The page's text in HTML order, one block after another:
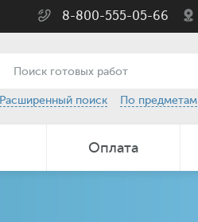
8-800-555-05-66
Расширенный поиск По предметам
Оплата